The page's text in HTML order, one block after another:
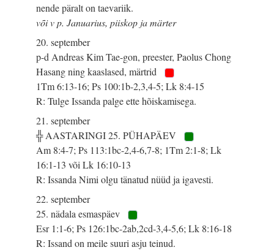
nende päralt on taevariik.
või v p. Januarius, piiskop ja märter
20. september
p-d Andreas Kim Tae-gon, preester, Paolus Chong
Hasang ning kaaslased, märtrid
1Tm 6:13-16; Ps 100:1b-2,3,4-5; Lk 8:4-15
R: Tulge Issanda palge ette hõiskamisega.
21. september
╬ AASTARINGI 25. PÜHAPÄEV
Am 8:4-7; Ps 113:1bc-2,4-6,7-8; 1Tm 2:1-8; Lk
16:1-13 või Lk 16:10-13
R: Issanda Nimi olgu tänatud nüüd ja igavesti.
22. september
25. nädala esmaspäev
Esr 1:1-6; Ps 126:1bc-2ab,2cd-3,4-5,6; Lk 8:16-18
R: Issand on meile suuri asju teinud.